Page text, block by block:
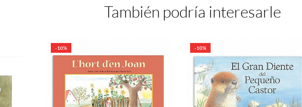
También podría interesarle
-10% -10%